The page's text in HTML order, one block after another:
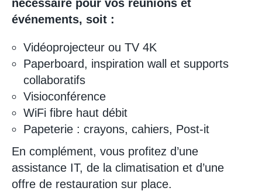
nécessaire pour vos réunions et
événements, soit :
Vidéoprojecteur ou TV 4K
Paperboard, inspiration wall et supports
collaboratifs
Visioconférence
WiFi fibre haut débit
Papeterie : crayons, cahiers, Post-it
En complément, vous profitez d’une
assistance IT, de la climatisation et d’une
offre de restauration sur place.